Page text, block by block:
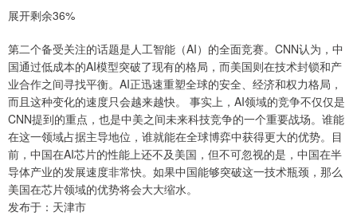
展开剩余36%
第二个备受关注的话题是人工智能（AI）的全面竞赛。CNN认为，中
国通过低成本的AI模型突破了现有的格局，而美国则在技术封锁和产
业合作之间寻找平衡。AI正迅速重塑全球的安全、经济和权力格局，
而且这种变化的速度只会越来越快。 事实上，AI领域的竞争不仅仅是
CNN提到的重点，也是中美之间未来科技竞争的一个重要战场。谁能
在这一领域占据主导地位，谁就能在全球博弈中获得更大的优势。目
前，中国在AI芯片的性能上还不及美国，但不可忽视的是，中国在半
导体产业的发展速度非常快。如果中国能够突破这一技术瓶颈，那么
美国在芯片领域的优势将会大大缩水。
发布于：天津市